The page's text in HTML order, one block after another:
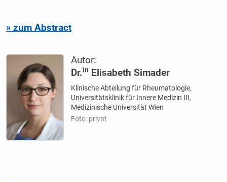
» zum Abstract
Autor:
Dr.in Elisabeth Simader
Klinische Abteilung für Rheumatologie,
Universitätsklinik für Innere Medizin III,
Medizinische Universität Wien
Foto: privat